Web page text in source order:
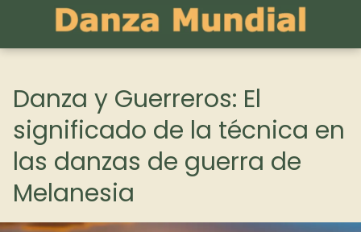
Danza y Guerreros: El
significado de la técnica en
las danzas de guerra de
Melanesia